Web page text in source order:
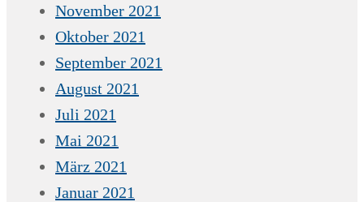
November 2021
Oktober 2021
September 2021
August 2021
Juli 2021
Mai 2021
März 2021
Januar 2021